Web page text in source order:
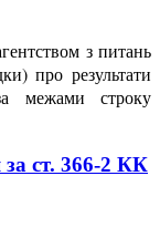
з питань
про результати
межами строку
за ст. 366-2 КК